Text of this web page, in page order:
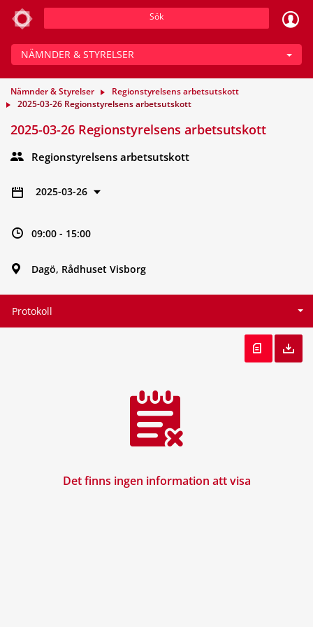
Sök
NÄMNDER & STYRELSER
Nämnder & Styrelser
Regionstyrelsens arbetsutskott
2025-03-26 Regionstyrelsens arbetsutskott
2025-03-26 Regionstyrelsens arbetsutskott
Regionstyrelsens arbetsutskott
2025-03-26
09:00 - 15:00
Dagö, Rådhuset Visborg
Protokoll
Det finns ingen information att visa